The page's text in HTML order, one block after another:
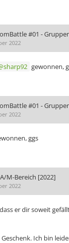
#01 -
2022
sharp92 gewonnen,
#01 -
2022
ggs
M-Bereich [2022]
2022
er dir soweit
Ich bin